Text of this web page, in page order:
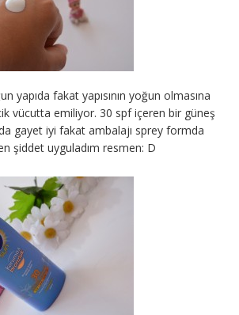
yapıda fakat yapısının yoğun olmasına
vücutta emiliyor. 30 spf içeren bir güneş
gayet iyi fakat ambalajı sprey formda
şiddet uyguladım resmen: D